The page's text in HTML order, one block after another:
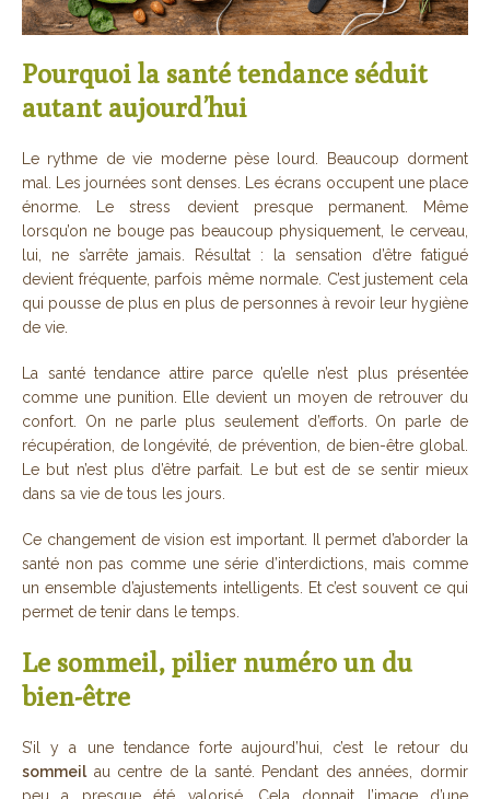
Pourquoi la santé tendance séduit
autant aujourd’hui
Le rythme de vie moderne pèse lourd. Beaucoup dorment
mal. Les journées sont denses. Les écrans occupent une place
énorme. Le stress devient presque permanent. Même
lorsqu’on ne bouge pas beaucoup physiquement, le cerveau,
lui, ne s’arrête jamais. Résultat : la sensation d’être fatigué
devient fréquente, parfois même normale. C’est justement cela
qui pousse de plus en plus de personnes à revoir leur hygiène
de vie.
La santé tendance attire parce qu’elle n’est plus présentée
comme une punition. Elle devient un moyen de retrouver du
confort. On ne parle plus seulement d’efforts. On parle de
récupération, de longévité, de prévention, de bien-être global.
Le but n’est plus d’être parfait. Le but est de se sentir mieux
dans sa vie de tous les jours.
Ce changement de vision est important. Il permet d’aborder la
santé non pas comme une série d’interdictions, mais comme
un ensemble d’ajustements intelligents. Et c’est souvent ce qui
permet de tenir dans le temps.
Le sommeil, pilier numéro un du
bien-être
S’il y a une tendance forte aujourd’hui, c’est le retour du
sommeil au centre de la santé. Pendant des années, dormir